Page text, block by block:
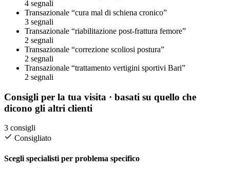
4 segnali
Transazionale “cura mal di schiena cronico”
3 segnali
Transazionale “riabilitazione post-frattura femore”
2 segnali
Transazionale “correzione scoliosi postura”
2 segnali
Transazionale “trattamento vertigini sportivi Bari”
2 segnali
Consigli per la tua visita · basati su quello che
dicono gli altri clienti
3 consigli
Consigliato
Scegli specialisti per problema specifico